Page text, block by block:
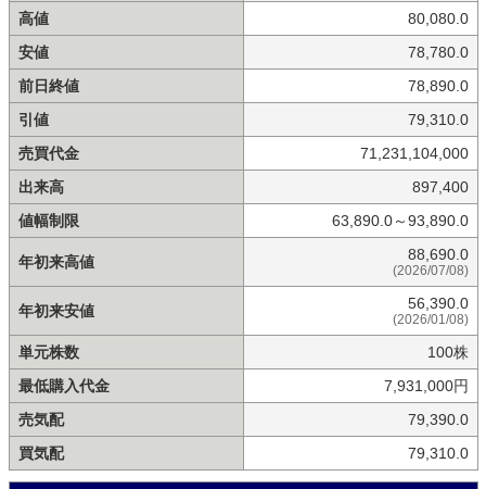
高値
80,080.0
安値
78,780.0
前日終値
78,890.0
引値
79,310.0
売買代金
71,231,104,000
出来高
897,400
値幅制限
63,890.0～93,890.0
年初来高値 88,690.0
(2026/07/08)
年初来安値 56,390.0
(2026/01/08)
単元株数
100株
最低購入代金
7,931,000円
売気配
79,390.0
買気配
79,310.0